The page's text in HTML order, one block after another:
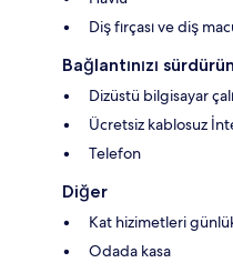
Diş fırçası ve diş
Bağlantınızı sürdürün
Dizüstü bilgisayar
Ücretsiz kablosuz
Telefon
Diğer
Kat hizimetleri
Odada kasa